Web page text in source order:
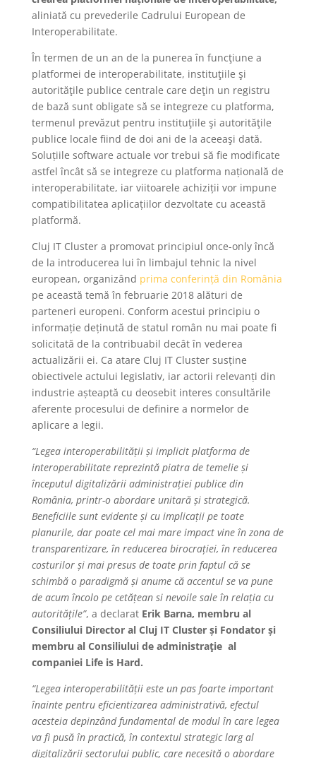
aliniată cu prevederile Cadrului European de
Interoperabilitate.
În termen de un an de la punerea în funcţiune a
platformei de interoperabilitate, instituţiile şi
autorităţile publice centrale care deţin un registru
de bază sunt obligate să se integreze cu platforma,
termenul prevăzut pentru instituţiile şi autorităţile
publice locale fiind de doi ani de la aceeaşi dată.
Soluțiile software actuale vor trebui să fie modificate
astfel încât să se integreze cu platforma națională de
interoperabilitate, iar viitoarele achiziții vor impune
compatibilitatea aplicațiilor dezvoltate cu această
platformă.
Cluj IT Cluster a promovat principiul once-only încă
de la introducerea lui în limbajul tehnic la nivel
european, organizând prima conferință din România
pe această temă în februarie 2018 alături de
parteneri europeni. Conform acestui principiu o
informație deținută de statul român nu mai poate fi
solicitată de la contribuabil decât în vederea
actualizării ei. Ca atare Cluj IT Cluster susține
obiectivele actului legislativ, iar actorii relevanți din
industrie așteaptă cu deosebit interes consultările
aferente procesului de definire a normelor de
aplicare a legii.
“Legea interoperabilității și implicit platforma de
interoperabilitate reprezintă piatra de temelie și
începutul digitalizării administrației publice din
România, printr-o abordare unitară și strategică.
Beneficiile sunt evidente și cu implicații pe toate
planurile, dar poate cel mai mare impact vine în zona de
transparentizare, în reducerea birocrației, în reducerea
costurilor și mai presus de toate prin faptul că se
schimbă o paradigmă și anume că accentul se va pune
de acum încolo pe cetățean si nevoile sale în relația cu
autoritățile”, a declarat Erik Barna, membru al
Consiliului Director al Cluj IT Cluster și Fondator și
membru al Consiliului de administraţie al
companiei Life is Hard.
“Legea interoperabilității este un pas foarte important
înainte pentru eficientizarea administrativă, efectul
acesteia depinzând fundamental de modul în care legea
va fi pusă în practică, în contextul strategic larg al
digitalizării sectorului public, care necesită o abordare